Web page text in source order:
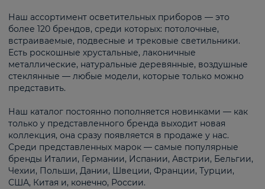
Наш ассортимент осветительных приборов — это
более 120 брендов, среди которых: потолочные,
встраиваемые, подвесные и трековые светильники.
Есть роскошные хрустальные, лаконичные
металлические, натуральные деревянные, воздушные
стеклянные — любые модели, которые только можно
представить.
Наш каталог постоянно пополняется новинками — как
только у представленного бренда выходит новая
коллекция, она сразу появляется в продаже у нас.
Среди представленных марок — самые популярные
бренды Италии, Германии, Испании, Австрии, Бельгии,
Чехии, Польши, Дании, Швеции, Франции, Турции,
США, Китая и, конечно, России.